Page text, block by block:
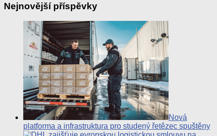
Nejnovější příspěvky
Nová
platforma a infrastruktura pro studený řetězec spuštěny